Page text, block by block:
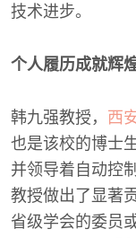
技术进步。
个人履历成就辉
韩九强教授， 西
也是该校的博士
并领导着自动控
教授做出了显著
省级学会的委员